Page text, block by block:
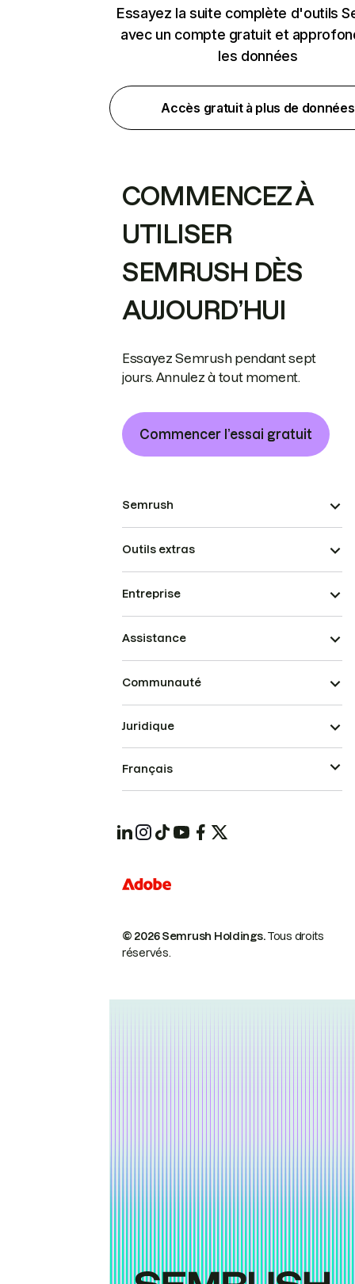
Essayez la suite complète d'outils
avec un compte gratuit et
les données
Accès gratuit à plus de données
COMMENCEZ À
UTILISER
SEMRUSH DÈS
AUJOURD’HUI
Essayez Semrush pendant sept
jours. Annulez à tout moment.
Commencer l’essai gratuit
Semrush
Outils extras
Entreprise
Assistance
Communauté
© 2026 Semrush Holdings.Tous droits
réservés.
Juridique
Français